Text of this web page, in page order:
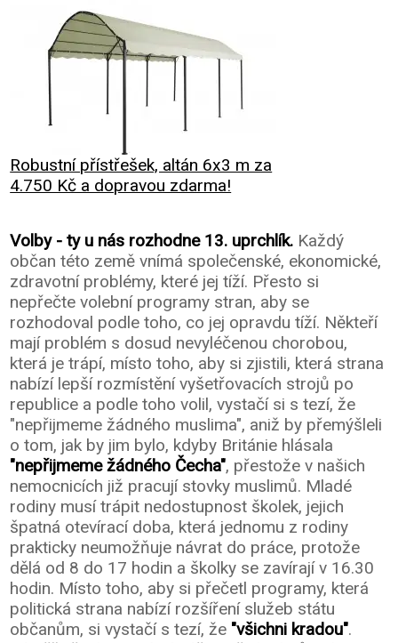
Robustní přístřešek, altán 6x3 m za
4.750 Kč a dopravou zdarma!
Volby - ty u nás rozhodne 13. uprchlík. Každý
občan této země vnímá společenské, ekonomické,
zdravotní problémy, které jej tíží. Přesto si
nepřečte volební programy stran, aby se
rozhodoval podle toho, co jej opravdu tíží. Někteří
mají problém s dosud nevyléčenou chorobou,
která je trápí, místo toho, aby si zjistili, která strana
nabízí lepší rozmístění vyšetřovacích strojů po
republice a podle toho volil, vystačí si s tezí, že
"nepřijmeme žádného muslima", aniž by přemýšleli
o tom, jak by jim bylo, kdyby Británie hlásala
"nepřijmeme žádného Čecha", přestože v našich
nemocnicích již pracují stovky muslimů. Mladé
rodiny musí trápit nedostupnost školek, jejich
špatná otevírací doba, která jednomu z rodiny
prakticky neumožňuje návrat do práce, protože
dělá od 8 do 17 hodin a školky se zavírají v 16.30
hodin. Místo toho, aby si přečetl programy, která
politická strana nabízí rozšíření služeb státu
občanům, si vystačí s tezí, že "všichni kradou".